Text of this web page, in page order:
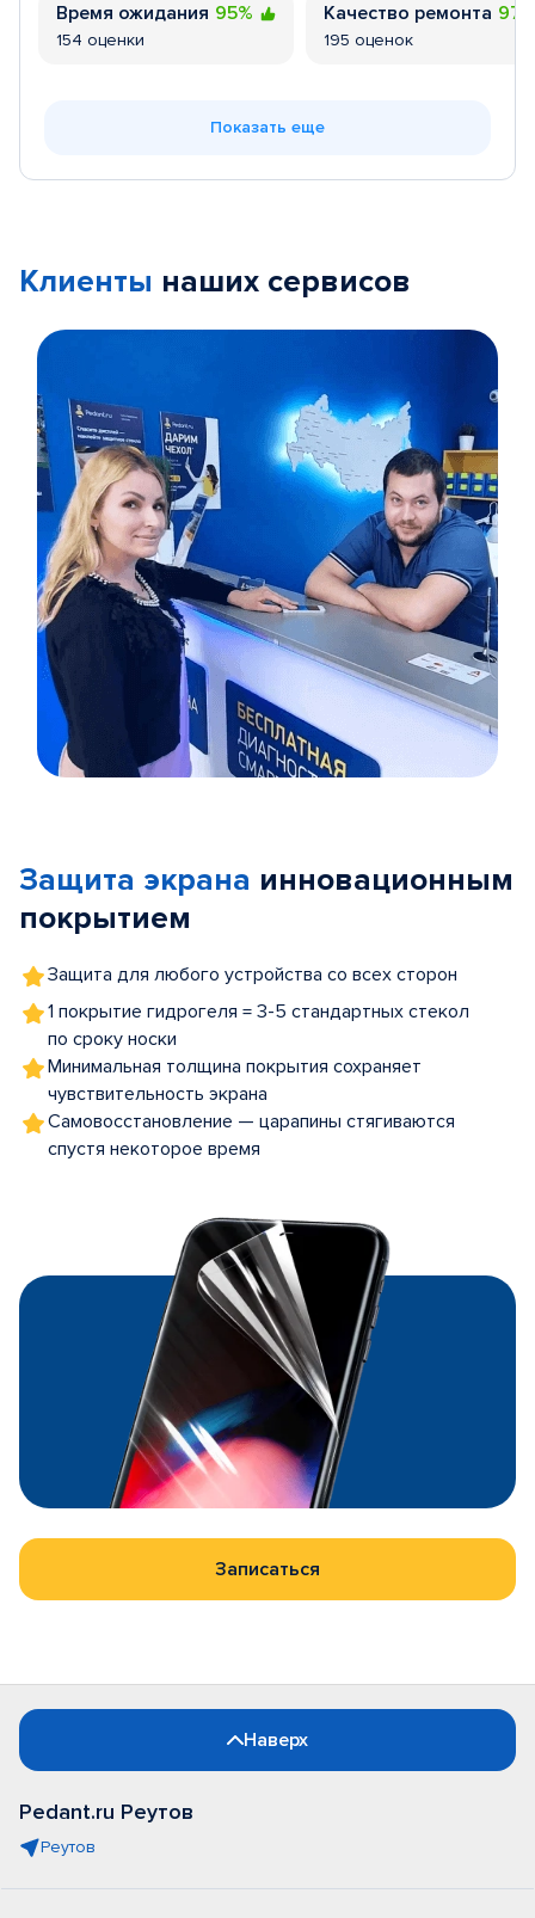
Время ожидания 95%
154 оценки
Качество ремонта
195 оценок
Показать еще
Клиенты наших сервисов
5
Защита экрана инновационным
покрытием
Защита для любого устройства со всех сторон
1 покрытие гидрогеля = 3-5 стандартных стекол
по сроку носки
Минимальная толщина покрытия сохраняет
чувствительность экрана
Самовосстановление — царапины стягиваются
спустя некоторое время
Записаться
Наверх
Pedant.ru Реутов
Реутов